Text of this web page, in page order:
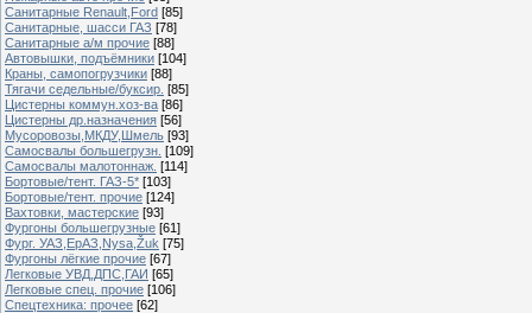
Санитарные Renault,Ford [85]
Санитарные, шасси ГАЗ [78]
Санитарные а/м прочие [88]
Автовышки, подъёмники [104]
Краны, самопогрузчики [88]
Тягачи седельные/буксир. [85]
Цистерны коммун.хоз-ва [86]
Цистерны др.назначения [56]
Мусоровозы,МКДУ,Шмель [93]
Самосвалы большегрузн. [109]
Самосвалы малотоннаж. [114]
Бортовые/тент. ГАЗ-5* [103]
Бортовые/тент. прочие [124]
Вахтовки, мастерские [93]
Фургоны большегрузные [61]
Фург. УАЗ,ЕрАЗ,Nysa,Žuk [75]
Фургоны лёгкие прочие [67]
Легковые УВД,ДПС,ГАИ [65]
Легковые спец. прочие [106]
Спецтехника: прочее [62]